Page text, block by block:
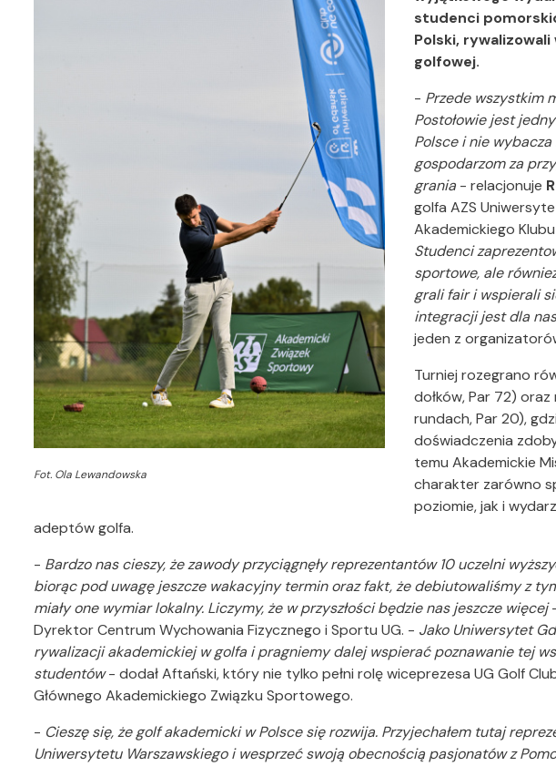
Fot. Ola Lewandowska
studenci
Polski,
golfowej.
- Przede wszystkim
Postołowie jest
Polsce i nie
gospodarzom za
grania - relacjonuje
golfa AZS
Akademickiego
Studenci
sportowe, ale
grali fair i wspierali
integracji jest dla
jeden z
Turniej rozegrano
dołków, Par 72)
rundach, Par 20),
doświadczenia
temu Akademickie
charakter zarówno
poziomie, jak i
adeptów golfa.
- Bardzo nas cieszy, że zawody przyciągnęły reprezentantów 10 uczelni
biorąc pod uwagę jeszcze wakacyjny termin oraz fakt, że debiutowaliśmy z
miały one wymiar lokalny. Liczymy, że w przyszłości będzie nas jeszcze więcej-
Dyrektor Centrum Wychowania Fizycznego i Sportu UG. - Jako Uniwersytet
rywalizacji akademickiej w golfa i pragniemy dalej wspierać poznawanie tej
studentów- dodał Aftański, który nie tylko pełni rolę wiceprezesa UG Golf
Głównego Akademickiego Związku Sportowego.
- Cieszę się, że golf akademicki w Polsce się rozwija. Przyjechałem tutaj
Uniwersytetu Warszawskiego i wesprzeć swoją obecnością pasjonatów z